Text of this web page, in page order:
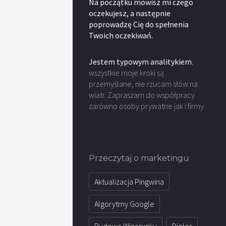
Na początku mówisz mi czego
oczekujesz, a następnie
poprowadzę Cię do spełnenia
Twoich oczekiwań.
Jestem typowym analitykiem,
wszystkie moje kroki są
przemyślane, nie rzucam słów na
wiatr. Zapraszam do współpracy
zarówno osoby prywatne jak i firmy.
Przeczytaj o marketingu
Aktualizacja Pingwina
Algorytmy Google